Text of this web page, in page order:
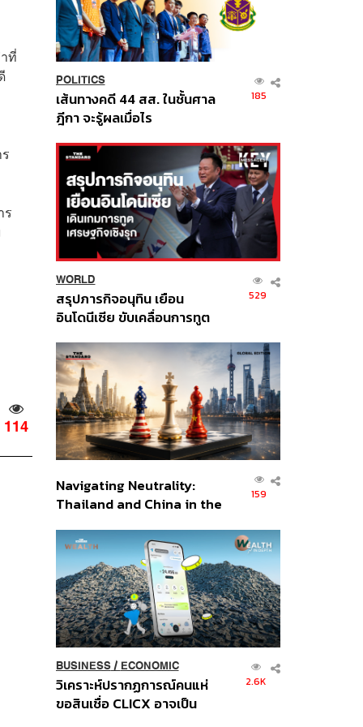
ที่
ร
114
POLITICS
เส้นทางคดี 44 สส. ในชั้นศาล
ฎีกา จะรู้ผลเมื่อไร
185
WORLD
สรุปภารกิจอนุทิน เยือน
อินโดนีเซีย ขับเคลื่อนการทูต
ส่วนยุทธศาสตร์ไทย –
อินโดนีเซีย
529
Navigating Neutrality:
Thailand and China in the
Order
159
BUSINESS/ ECONOMIC
วิเคราะห์ปรากฏการณ์คนแห่
ขอสินเชื่อ CLICX อาจเป็น
2.6K